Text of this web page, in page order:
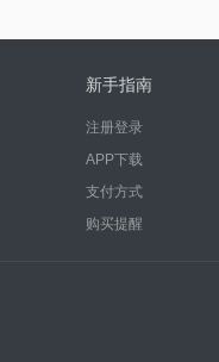
新手指南
注册登录
APP下载
支付方式
购买提醒